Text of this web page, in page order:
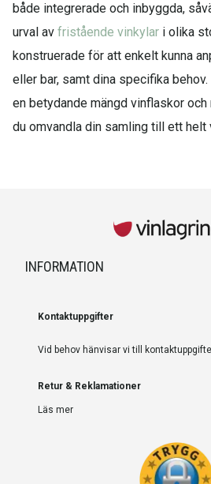
både integrerade och inbyggda,
urval av fristående vinkylar i olika
konstruerade för att enkelt kunna
eller bar, samt dina specifika
en betydande mängd vinflaskor
du omvandla din samling till ett helt
INFORMATION
Kontaktuppgifter
Vid behov hänvisar vi till
Retur & Reklamationer
Läs mer